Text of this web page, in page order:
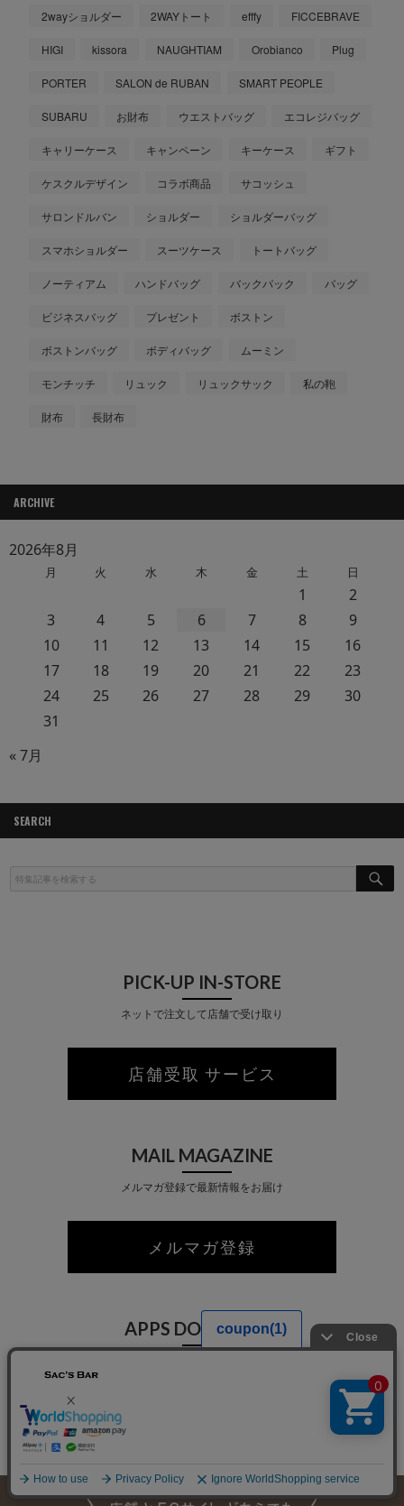
2wayショルダー 2WAYトート efffy FICCEBRAVE
HIGI kissora NAUGHTIAM Orobianco Plug
PORTER SALON de RUBAN SMART PEOPLE
SUBARU お財布 ウエストバッグ エコレジバッグ
キャリーケース キャンペーン キーケース ギフト
ケスクルデザイン コラボ商品 サコッシュ
サロンドルバン ショルダー ショルダーバッグ
スマホショルダー スーツケース トートバッグ
ノーティアム ハンドバッグ バックパック バッグ
ビジネスバッグ プレゼント ボストン
ボストンバッグ ボディバッグ ムーミン
モンチッチ リュック リュックサック 私の鞄
財布 長財布
ARCHIVE
2026年8月
月 火 水 木 金 土 日
1
2
3
4 5 6 7 8
9
10
11 12 13 14 15
16
17
18 19 20 21 22
23
24
25 26 27 28 29
30
31
« 7月
SEARCH
S
PICK-UP IN-STORE
ネットで注文して店舗で受け取り
店舗受取 サービス
MAIL MAGAZINE
メルマガ登録で最新情報をお届け
メルマガ登録
APPS DOWNLOAD